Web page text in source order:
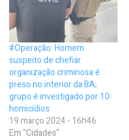
#Operação: Homem
suspeito de chefiar
organização criminosa é
preso no interior da BA;
grupo é investigado por 10
homicídios
19 março 2024 - 16h46
Em "Cidades"